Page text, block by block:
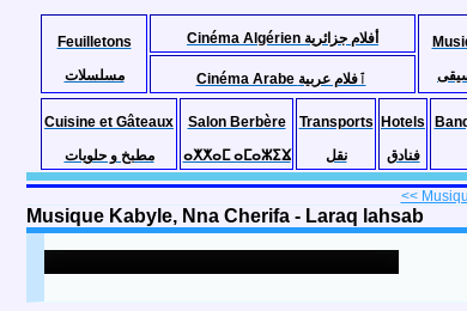
Feuilletons
مسلسلات
Cinéma Algérien أفلام جزائرية
Cinéma Arabe ٱفلام عربية
Cuisine et Gâteaux
مطبخ و حلويات
Salon Berbère
ⴰⵅⵅⴰⵎ ⴰⵎⴰⵣⵉⴴ
Transports
نقل
Hotels
فنادق
<<
Musique Kabyle, Nna Cherifa - Laraq lahsab